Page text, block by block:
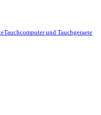
Tauchcomputer und Tauchgeraete